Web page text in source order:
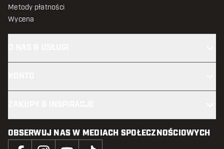
Metody płatności
Wycena
OBSERWUJ NAS W MEDIACH SPOŁECZNOŚCIOWYCH